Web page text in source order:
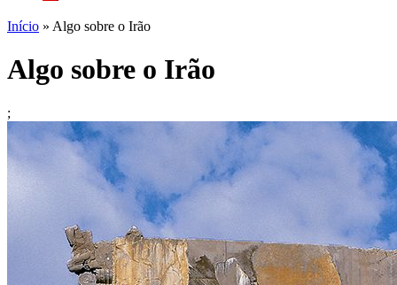
Início » Algo sobre o Irão
Algo sobre o Irão
;